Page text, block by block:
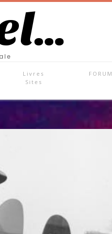
Livres
Sites
FORUM